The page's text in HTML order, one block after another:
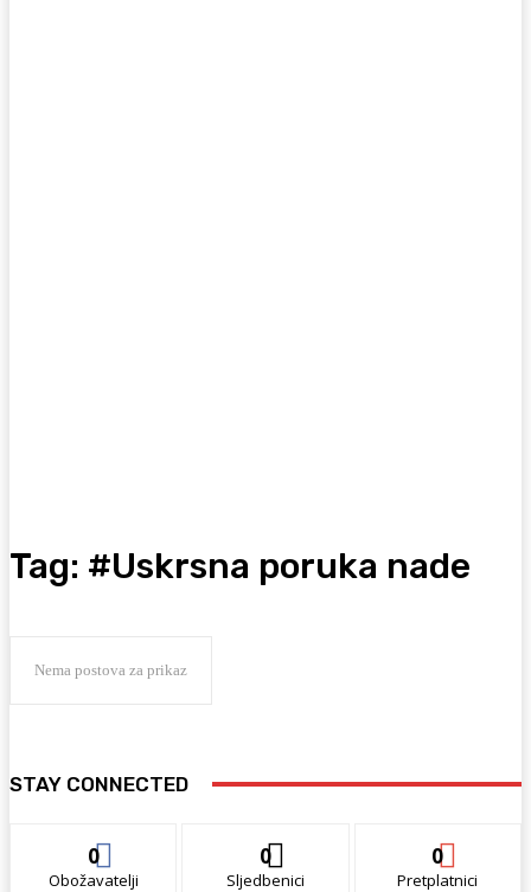
Tag: #Uskrsna poruka nade
Nema postova za prikaz
STAY CONNECTED
0
Obožavatelji
0
Sljedbenici
0
Pretplatnici